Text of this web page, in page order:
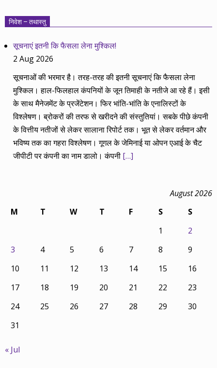
निवेश – तथास्तु
सूचनाएं इतनी कि फैसला लेना मुश्किल!
2 Aug 2026
सूचनाओं की भरमार है। तरह-तरह की इतनी सूचनाएं कि फैसला लेना
मुश्किल। हाल-फिलहाल कंपनियों के जून तिमाही के नतीजे आ रहे हैं। इसी
के साथ मैनेजमेंट के प्रजेंटेशन। फिर भांति-भांति के एनालिस्टों के
विश्लेषण। ब्रोकरों की तरफ से खरीदने की संस्तुतियां। सबके पीछे कंपनी
के वित्तीय नतीजों से लेकर सालाना रिपोर्ट तक। भूत से लेकर वर्तमान और
भविष्य तक का गहरा विश्लेषण। गूगल के जेमिनाई या ओपन एआई के चैट
जीपीटी पर कंपनी का नाम डालो। कंपनी […]
August 2026
M
T W T F S
S
1
2
3
4 5 6 7 8
9
10
11 12 13 14 15
16
17
18 19 20 21 22
23
24
25 26 27 28 29
30
31
« Jul